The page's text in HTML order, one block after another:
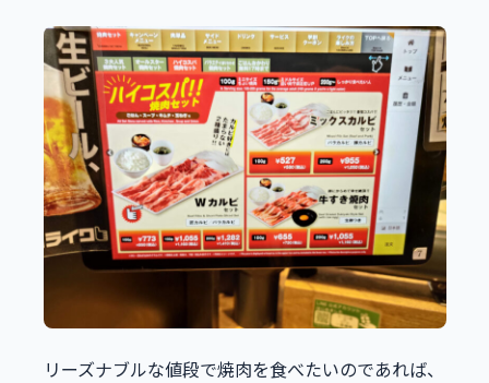
リーズナブルな値段で焼肉を食べたいのであれば、